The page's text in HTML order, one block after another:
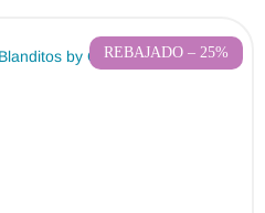
REBAJADO – 25%